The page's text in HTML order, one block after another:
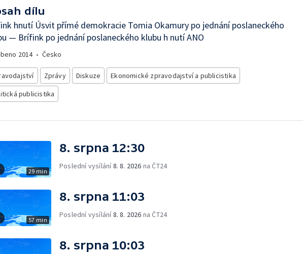
dílu
hnutí Úsvit přímé demokracie Tomia Okamury po jednání poslaneckého
— Brífink po jednání poslaneckého klubu h nutí ANO
2014• Česko
Zprávy Diskuze
Ekonomické zpravodajství a publicistika
publicistika
29 min
8. srpna 12:30
Poslední vysílání8. 8. 2026 na ČT24
57 min
8. srpna 11:03
Poslední vysílání8. 8. 2026 na ČT24
8. srpna 10:03